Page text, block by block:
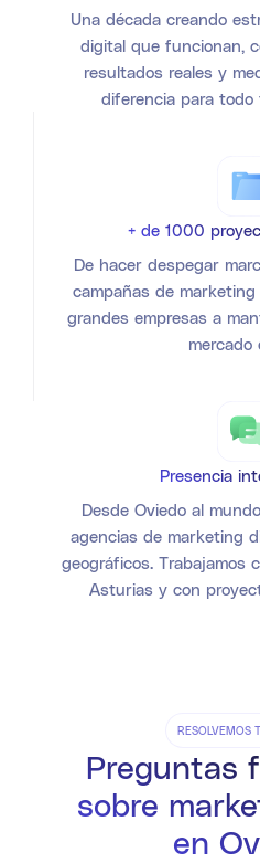
Una década creando
digital que funcionan,
resultados reales y
diferencia para todo
+ de 1000
De hacer despegar
campañas de
grandes empresas a
mercado
Presencia
Desde Oviedo al
agencias de marketing
geográficos. Trabajamos
Asturias y con
RESOLVEMOS
Preguntas
sobre
en